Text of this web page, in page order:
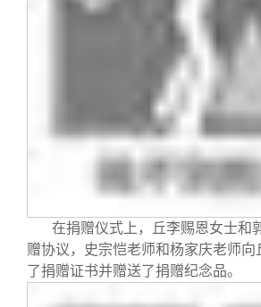
在捐赠仪式上，丘李赐恩女士和
赠协议，史宗恺老师和杨家庆老师向
了捐赠证书并赠送了捐赠纪念品。